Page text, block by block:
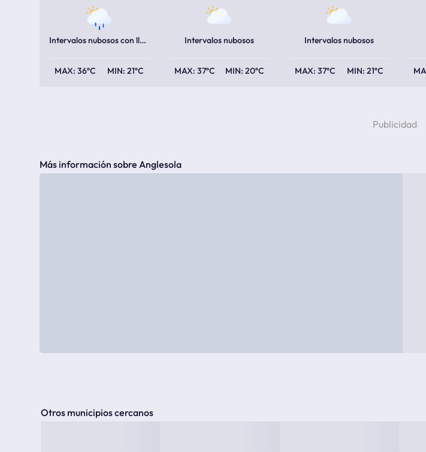
Intervalos nubosos con lluvia
36ºC 21ºC
Intervalos nubosos
37ºC 20ºC
Intervalos nubosos
37ºC 21ºC
Más información sobre Anglesola
Otros municipios cercanos